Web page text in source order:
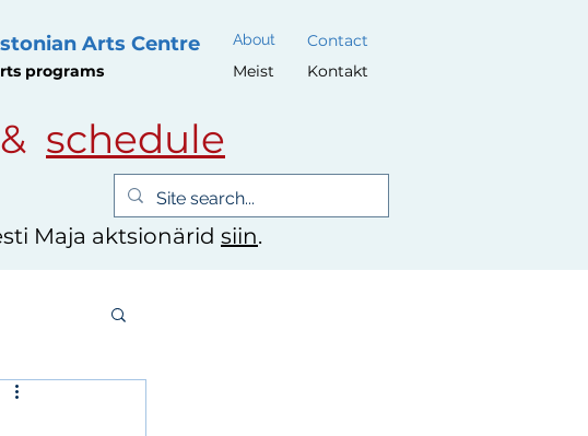
Arts Centre
programs
About
Meist
Contact
Kontakt
& schedule
Maja aktsionärid siin.